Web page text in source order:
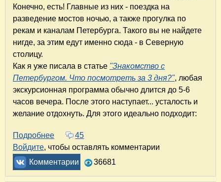
Конечно, есть! Главные из них - поездка на
разведение мостов ночью, а также прогулка по
рекам и каналам Петербурга. Такого вы не найдете
нигде, за этим едут именно сюда - в Северную
столицу.
Как я уже писала в статье "Знакомство с
Петербургом. Что посмотреть за 3 дня?", любая
экскурсионная программа обычно длится до 5-6
часов вечера. После этого наступает... усталость и
желание отдохнуть. Для этого идеально подходит:
Подробнее о Что делать в Петербурге в свободное от
45
Войдите, чтобы оставлять комментарии
Комментарии
36681